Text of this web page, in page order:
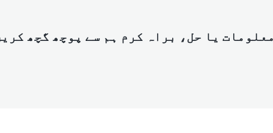
یا حل، براہ کرم ہم سے پوچھ گچھ